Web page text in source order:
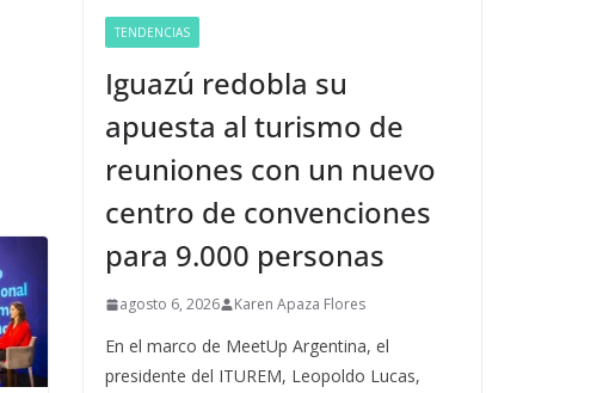
TENDENCIAS
Iguazú redobla su
apuesta al turismo de
reuniones con un nuevo
centro de convenciones
para 9.000 personas
agosto 6, 2026 Karen Apaza Flores
En el marco de MeetUp Argentina, el
presidente del ITUREM, Leopoldo Lucas,